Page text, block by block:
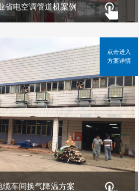
省电空调管道机案例
缆车间换气降温方案
点击进入
方案详情